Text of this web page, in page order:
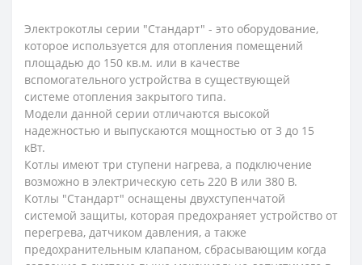
Электрокотлы серии "Стандарт" - это оборудование,
которое используется для отопления помещений
площадью до 150 кв.м. или в качестве
вспомогательного устройства в существующей
системе отопления закрытого типа.
Модели данной серии отличаются высокой
надежностью и выпускаются мощностью от 3 до 15
кВт.
Котлы имеют три ступени нагрева, а подключение
возможно в электрическую сеть 220 В или 380 В.
Котлы "Стандарт" оснащены двухступенчатой
системой защиты, которая предохраняет устройство от
перегрева, датчиком давления, а также
предохранительным клапаном, сбрасывающим когда